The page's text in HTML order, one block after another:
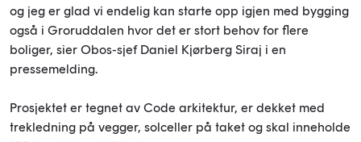
og jeg er glad vi endelig kan starte opp igjen med bygging
også i Groruddalen hvor det er stort behov for flere
boliger, sier Obos-sjef Daniel Kjørberg Siraj i en
pressemelding.
Prosjektet er tegnet av Code arkitektur, er dekket med
trekledning på vegger, solceller på taket og skal inneholde